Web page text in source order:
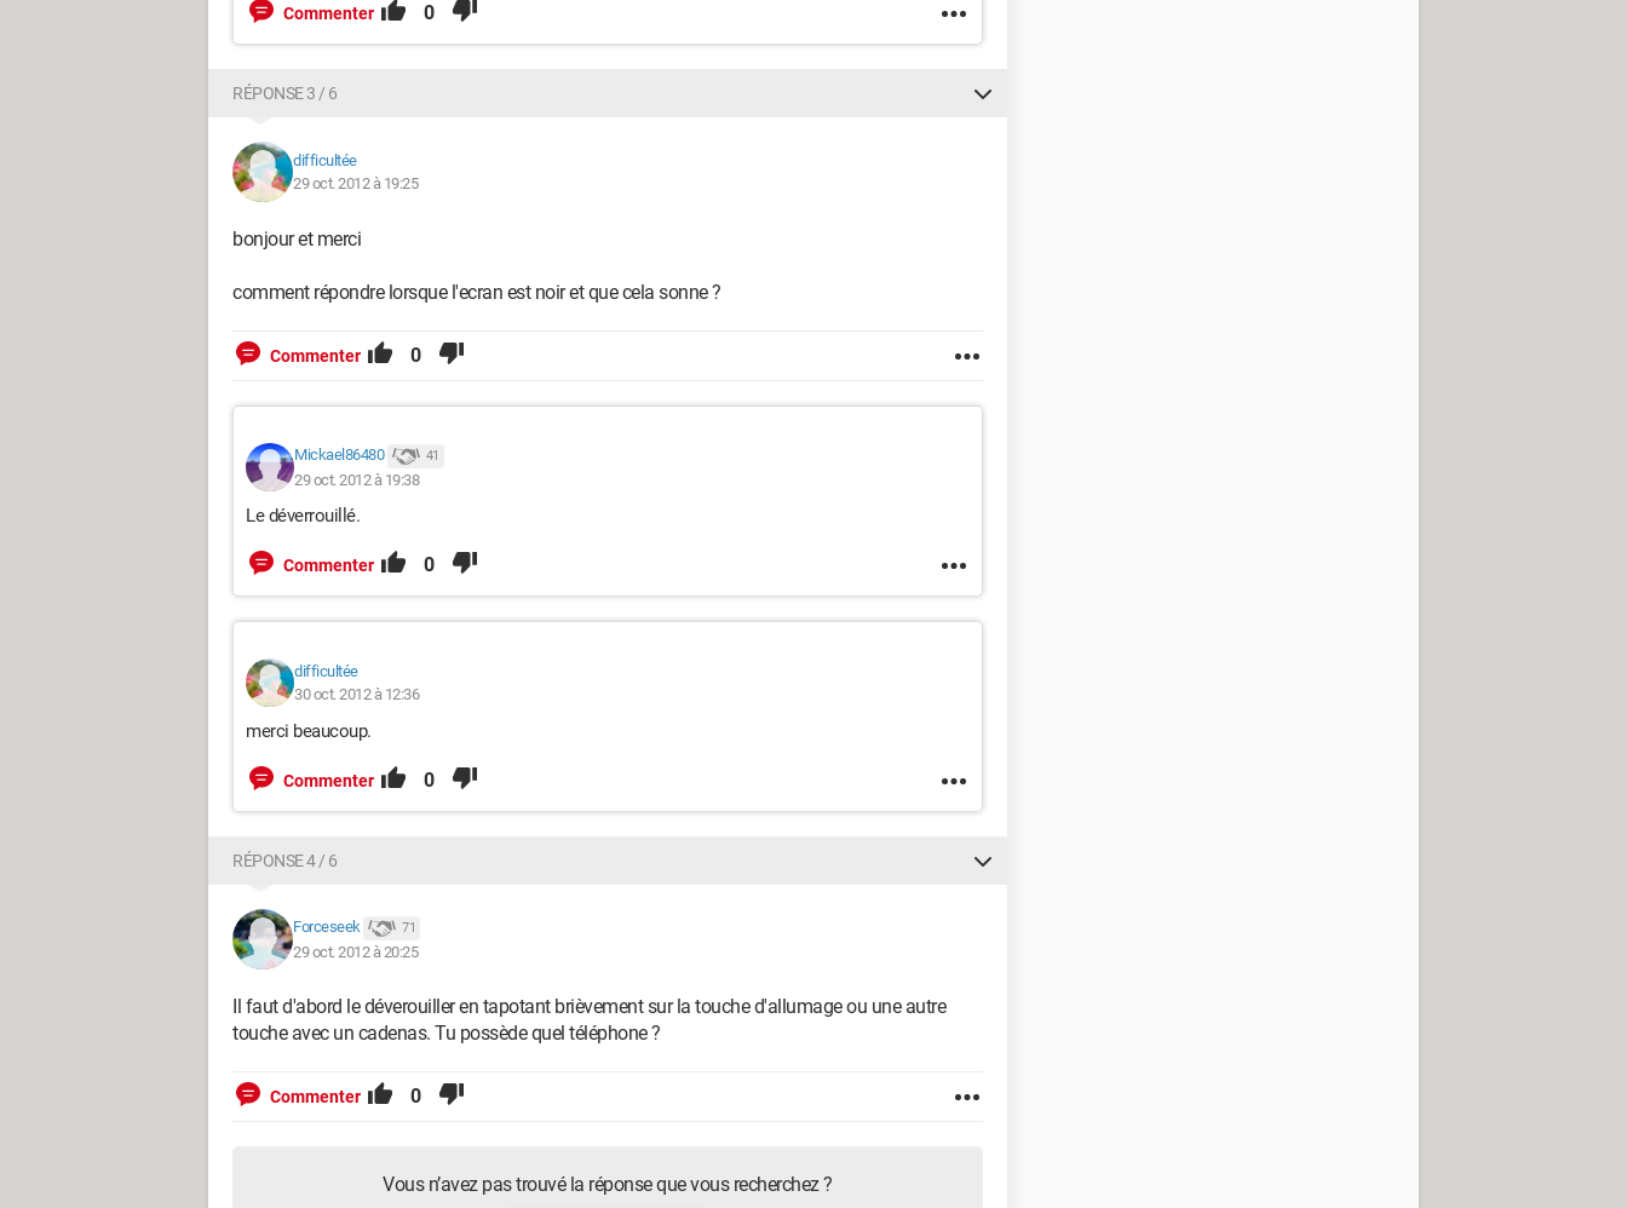
Commenter 0
RÉPONSE 3 / 6
difficultée
29 oct. 2012 à 19:25
bonjour et merci
comment répondre lorsque l'ecran est noir et que cela sonne ?
Commenter 0
Mickael86480 41
29 oct. 2012 à 19:38
Le déverrouillé.
Commenter 0
difficultée
30 oct. 2012 à 12:36
merci beaucoup.
Commenter 0
RÉPONSE 4 / 6
Forceseek 71
29 oct. 2012 à 20:25
Il faut d'abord le déverouiller en tapotant brièvement sur la touche d'allumage ou une autre
touche avec un cadenas. Tu possède quel téléphone ?
Commenter 0
Vous n’avez pas trouvé la réponse que vous recherchez ?